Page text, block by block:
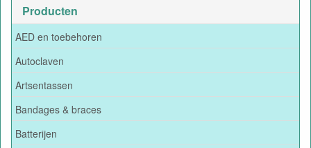
Producten
AED en toebehoren
Autoclaven
Artsentassen
Bandages & braces
Batterijen